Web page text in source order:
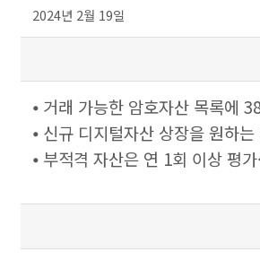
2024년 2월 19일
⦁ 거래 가능한 암호자산 목록에
⦁ 신규 디지털자산 상장을 원하
⦁ 부적격 자산은 연 1회 이상 평